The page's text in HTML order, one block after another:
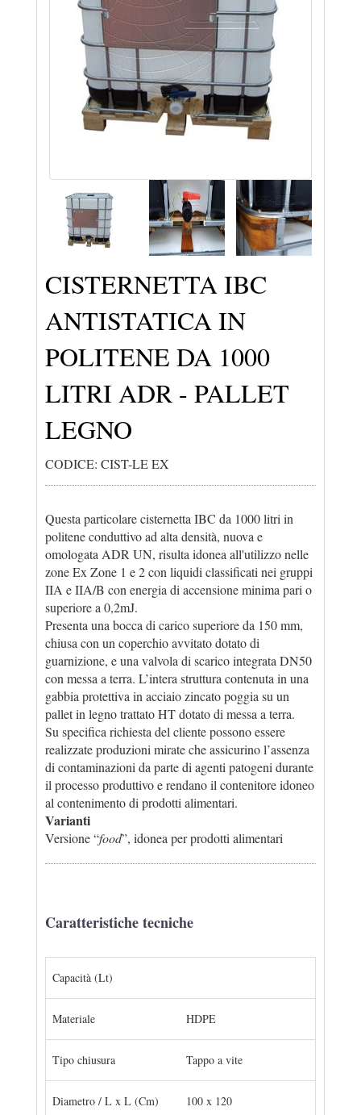
CISTERNETTA IBC
ANTISTATICA IN
POLITENE DA 1000
LITRI ADR - PALLET
LEGNO
CODICE: CIST-LE EX
Questa particolare cisternetta IBC da 1000 litri in
politene conduttivo ad alta densità, nuova e
omologata ADR UN, risulta idonea all'utilizzo nelle
zone Ex Zone 1 e 2 con liquidi classificati nei gruppi
IIA e IIA/B con energia di accensione minima pari o
superiore a 0,2mJ.
Presenta una bocca di carico superiore da 150 mm,
chiusa con un coperchio avvitato dotato di
guarnizione, e una valvola di scarico integrata DN50
con messa a terra. L’intera struttura contenuta in una
gabbia protettiva in acciaio zincato poggia su un
pallet in legno trattato HT dotato di messa a terra.
Su specifica richiesta del cliente possono essere
realizzate produzioni mirate che assicurino l’assenza
di contaminazioni da parte di agenti patogeni durante
il processo produttivo e rendano il contenitore idoneo
al contenimento di prodotti alimentari.
Varianti
Versione “food”, idonea per prodotti alimentari
Caratteristiche tecniche
Capacità (Lt)
Materiale HDPE
Tipo chiusura Tappo a vite
Diametro / L x L (Cm) 100 x 120